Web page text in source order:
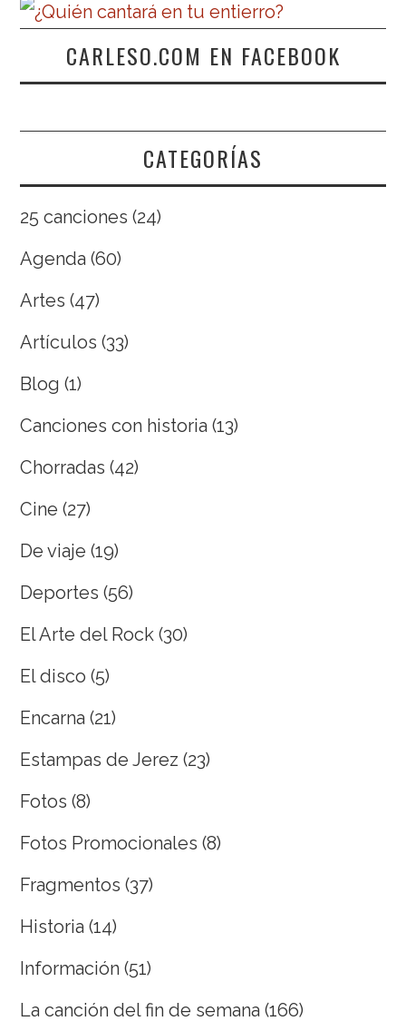
CARLESO.COM EN FACEBOOK
CATEGORÍAS
25 canciones (24)
Agenda (60)
Artes (47)
Artículos (33)
Blog (1)
Canciones con historia (13)
Chorradas (42)
Cine (27)
De viaje (19)
Deportes (56)
El Arte del Rock (30)
El disco (5)
Encarna (21)
Estampas de Jerez (23)
Fotos (8)
Fotos Promocionales (8)
Fragmentos (37)
Historia (14)
Información (51)
La canción del fin de semana (166)